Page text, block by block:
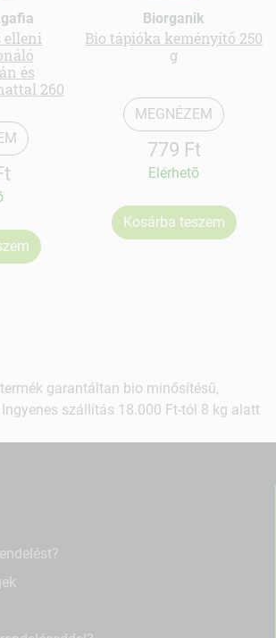
elleni
és
260
Biorganik
Bio tápióka keményítő 250
g
MEGNÉZEM
779 Ft
Elérhetõ
Kosárba teszem
garantáltan bio minősítésű,
szállítás 18.000 Ft-tól 8 kg alatt